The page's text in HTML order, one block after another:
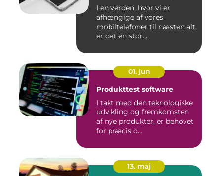
I en verden, hvor vi er
afhængige af vores
mobiltelefoner til næsten alt,
er det en stor...
01. jun
Produkttest software
I takt med den teknologiske
udvikling og fremkomsten
af nye produkter, er behovet
for præcis o...
13. maj